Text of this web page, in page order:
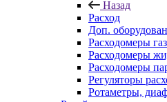
Назад
Расход
Доп.
Расходомеры
Расходомеры
Расходомеры
Регуляторы
Ротаметры,